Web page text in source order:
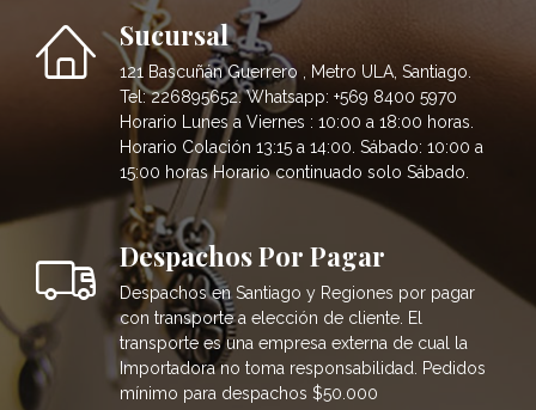
Sucursal
121 Bascuñán Guerrero , Metro ULA, Santiago.
Tel: 226895652. Whatsapp: +569 8400 5970
Horario Lunes a Viernes : 10:00 a 18:00 horas.
Horario Colación 13:15 a 14:00. Sábado: 10:00 a
15:00 horas Horario continuado solo Sábado.
Despachos Por Pagar
Despachos en Santiago y Regiones por pagar
con transporte a elección de cliente. El
transporte es una empresa externa de cual la
Importadora no toma responsabilidad. Pedidos
mínimo para despachos $50.000